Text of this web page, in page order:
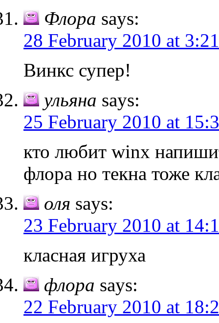
Флора says:
28 February 2010 at 3:21
Винкс супер!
ульяна says:
25 February 2010 at
кто любит winx
флора но текна тоже
оля says:
23 February 2010 at
класная игруха
флора says:
22 February 2010 at